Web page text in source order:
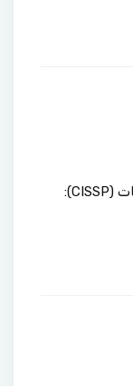
"المحترف المعتمد في أمن نظم المعلومات (CISSP):